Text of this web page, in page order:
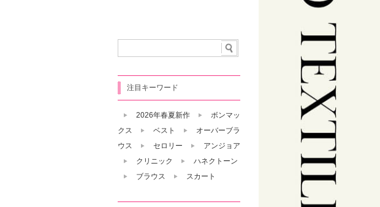
注目キーワード
2026年春夏新作
ボンマッ
クス
ベスト
オーバーブラ
ウス
セロリー
アンジョア
クリニック
ハネクトーン
ブラウス
スカート